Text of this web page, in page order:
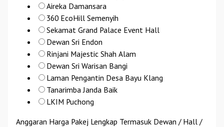
Aireka Damansara
360 EcoHill Semenyih
Sekamat Grand Palace Event Hall
Dewan Sri Endon
Rinjani Majestic Shah Alam
Dewan Sri Warisan Bangi
Laman Pengantin Desa Bayu Klang
Tanarimba Janda Baik
LKIM Puchong
Anggaran Harga Pakej Lengkap Termasuk Dewan / Hall /